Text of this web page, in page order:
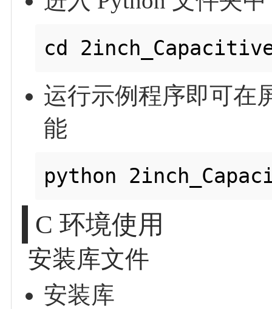
运行示例程序即可在
能
C 环境使用
安装库文件
安装库